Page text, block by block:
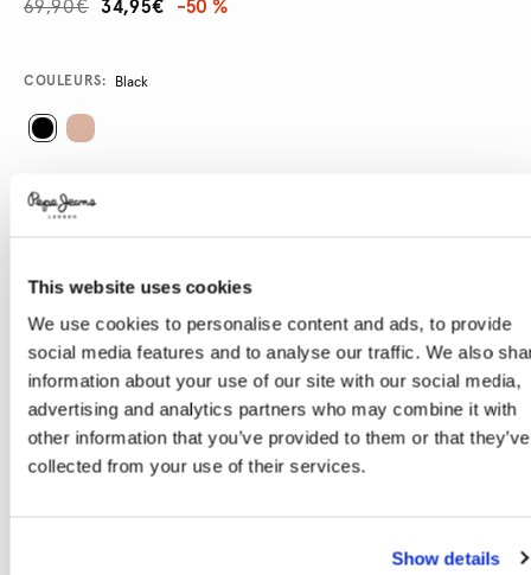
This website uses cookies
We use cookies to personalise content and ads, to provide
social media features and to analyse our traffic. We also
information about your use of our site with our social media,
advertising and analytics partners who may combine it with
other information that you’ve provided to them or that they’ve
collected from your use of their services.
Show details
34,95€
69,90€ -50 %
Promotions
Variations
COULEURS: Black
SÉLECTIONNEZ LA TAILLE:
Guide des tailles
AJOUTER AU PANIER